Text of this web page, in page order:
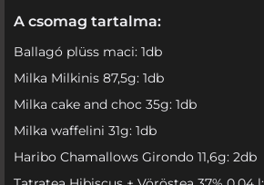
A csomag tartalma:
Ballagó plüss maci: 1db
Milka Milkinis 87,5g: 1db
Milka cake and choc 35g: 1db
Milka waffelini 31g: 1db
Haribo Chamallows Girondo 11,6g: 2db